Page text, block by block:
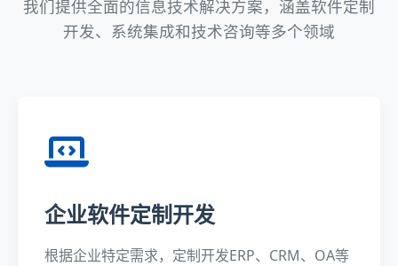
我们提供全面的信息技术解决方案，涵盖软件定制
开发、系统集成和技术咨询等多个领域
企业软件定制开发
根据企业特定需求，定制开发ERP、CRM、OA等